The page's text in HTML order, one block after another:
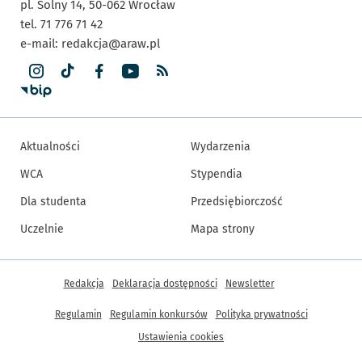
pl. Solny 14, 50-062 Wrocław
tel. 71 776 71 42
e-mail: redakcja@araw.pl
Aktualności
WCA
Dla studenta
Uczelnie
Wydarzenia
Stypendia
Przedsiębiorczość
Mapa strony
Inne informacje
Redakcja Deklaracja dostępności Newsletter
Regulamin Regulamin konkursów
Polityka prywatności
Ustawienia cookies